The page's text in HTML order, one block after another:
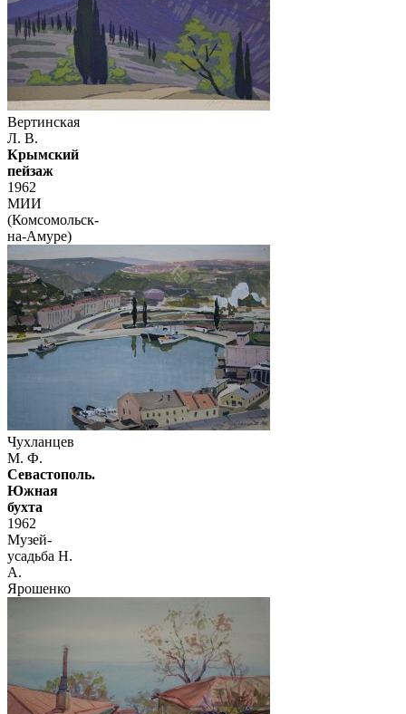
Вертинская
Л. В.
Крымский
пейзаж
1962
МИИ
(Комсомольск-
на-Амуре)
Чухланцев
М. Ф.
Севастополь.
Южная
бухта
1962
Музей-
усадьба Н.
А.
Ярошенко